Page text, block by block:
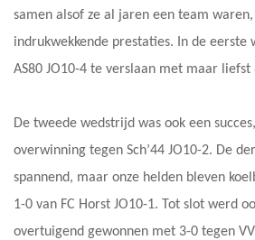
samen alsof ze al jaren een team
indrukwekkende prestaties. In de eerste
AS80 JO10-4 te verslaan met maar liefst
De tweede wedstrijd was ook een
overwinning tegen Sch’44 JO10-2. De
spannend, maar onze helden bleven
1-0 van FC Horst JO10-1. Tot slot werd
overtuigend gewonnen met 3-0 tegen